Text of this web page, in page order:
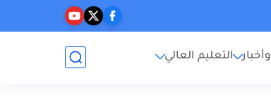
التعليم العالي